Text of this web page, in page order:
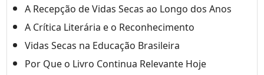
A Recepção de Vidas Secas ao Longo dos Anos
A Crítica Literária e o Reconhecimento
Vidas Secas na Educação Brasileira
Por Que o Livro Continua Relevante Hoje